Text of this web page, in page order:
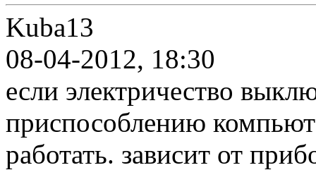
Kuba13
08-04-2012, 18:30
если электричество
приспособлению
работать. зависит от